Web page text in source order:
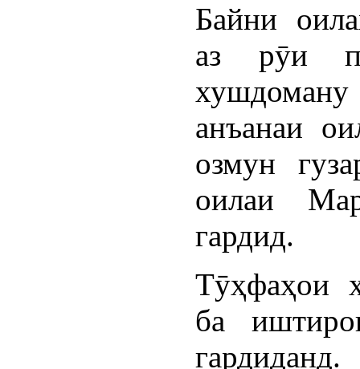
Байни
аз рӯи
анъанаи
озмун
оилаи
гардид.
Тӯҳфаҳои
ба
гардиданд.